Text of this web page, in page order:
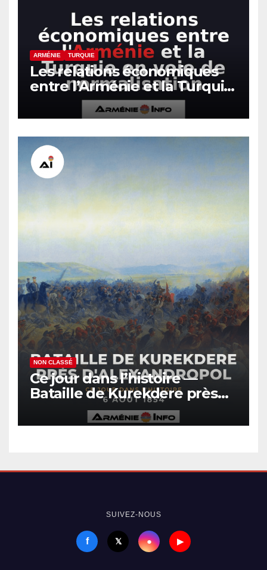
ARMÉNIE TURQUIE
Les relations économiques
entre l’Arménie et la Turquie
en voie de normalisation
NON CLASSÉ
Ce jour dans l’histoire —
Bataille de Kurekdere près
d’Alexandropol
SUIVEZ-NOUS
f 𝕏 ● ▶